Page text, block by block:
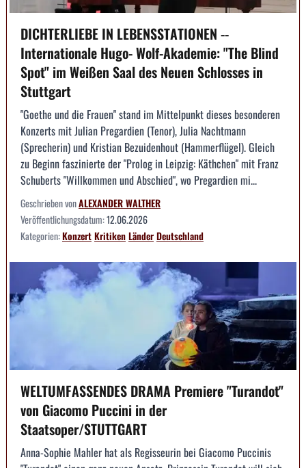
DICHTERLIEBE IN LEBENSSTATIONEN --
Internationale Hugo- Wolf-Akademie: "The Blind
Spot" im Weißen Saal des Neuen Schlosses in
Stuttgart
"Goethe und die Frauen" stand im Mittelpunkt dieses besonderen
Konzerts mit Julian Pregardien (Tenor), Julia Nachtmann
(Sprecherin) und Kristian Bezuidenhout (Hammerflügel). Gleich
zu Beginn faszinierte der "Prolog in Leipzig: Käthchen" mit Franz
Schuberts "Willkommen und Abschied", wo Pregardien mi...
Geschrieben vonALEXANDER WALTHER
Veröffentlichungsdatum:12.06.2026
Kategorien:KonzertKritikenLänderDeutschland
WELTUMFASSENDES DRAMA Premiere "Turandot"
von Giacomo Puccini in der
Staatsoper/STUTTGART
Anna-Sophie Mahler hat als Regisseurin bei Giacomo Puccinis